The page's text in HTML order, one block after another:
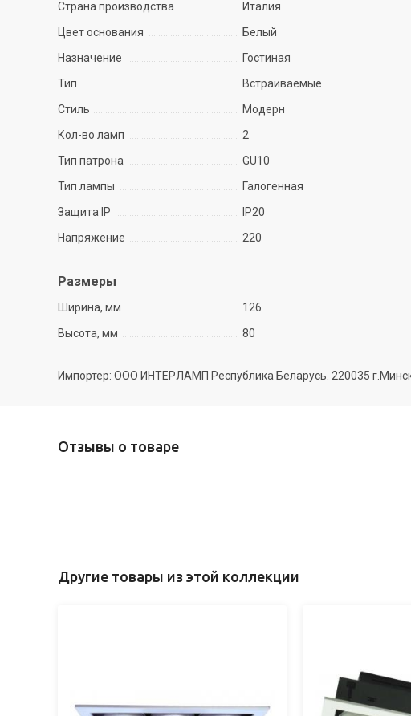
Страна производства
Италия
Цвет основания
Белый
Назначение
Гостиная
Тип
Встраиваемые
Стиль
Модерн
Кол-во ламп
2
Тип патрона
GU10
Тип лампы
Галогенная
Защита IP
IP20
Напряжение
220
Размеры
Ширина, мм
126
Высота, мм
80
Импортер: ООО ИНТЕРЛАМП Республика Беларусь. 220035
Отзывы о товаре
Другие товары из этой коллекции